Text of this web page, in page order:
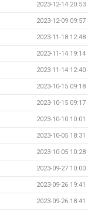
2023-12-14 20:53
2023-12-09 09:57
2023-11-18 12:48
2023-11-14 19:14
2023-11-14 12:40
2023-10-15 09:18
2023-10-15 09:17
2023-10-10 10:01
2023-10-05 18:31
2023-10-05 10:28
2023-09-27 10:00
2023-09-26 19:41
2023-09-26 18:41